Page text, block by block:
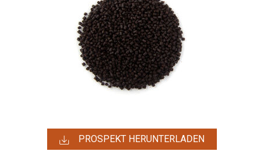
PROSPEKT HERUNTERLADEN